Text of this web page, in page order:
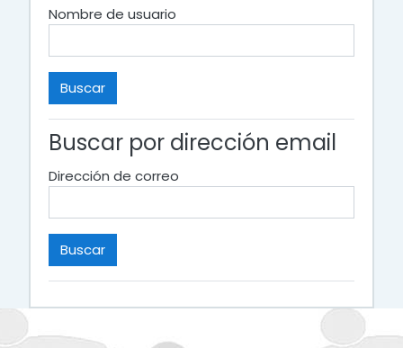
Nombre de usuario
Buscar por dirección email
Dirección de correo